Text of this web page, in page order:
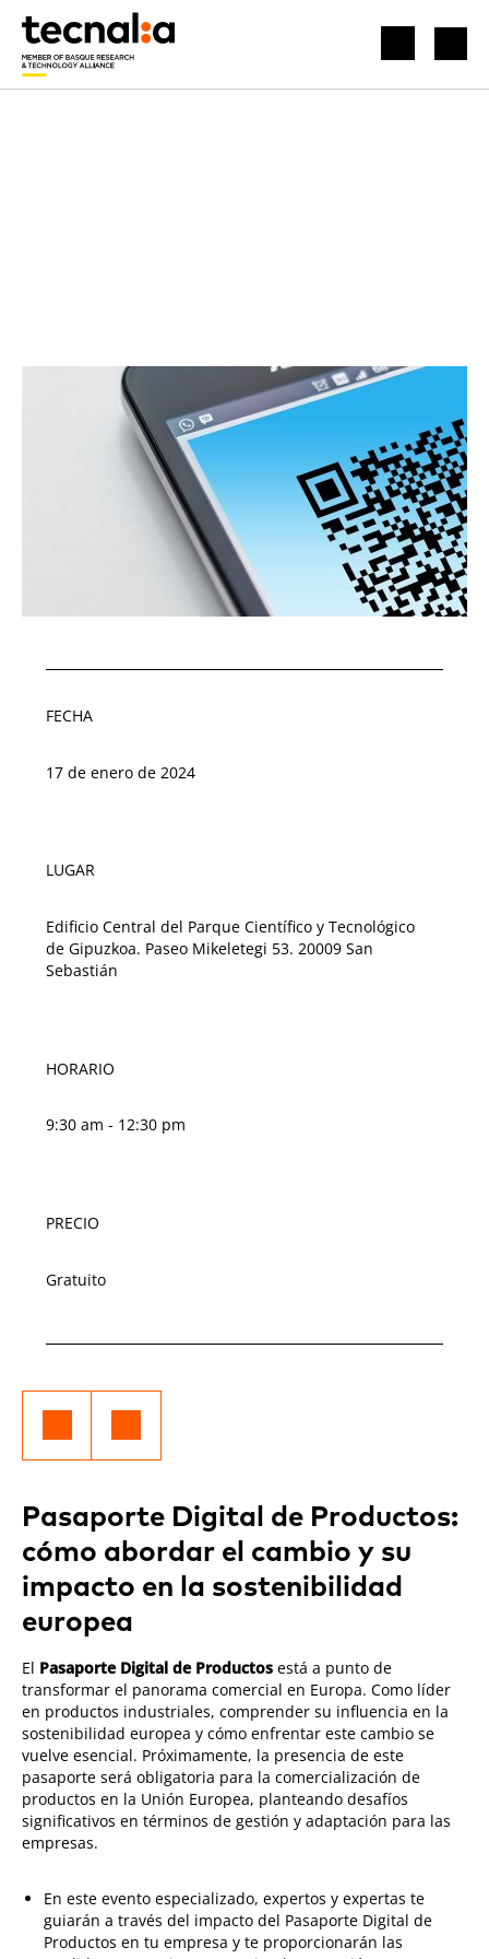
FECHA
17 de enero de 2024
LUGAR
Edificio Central del Parque Científico y Tecnológico
de Gipuzkoa. Paseo Mikeletegi 53. 20009 San
Sebastián
HORARIO
9:30 am - 12:30 pm
PRECIO
Gratuito
Pasaporte Digital de Productos:
cómo abordar el cambio y su
impacto en la sostenibilidad
europea
El Pasaporte Digital de Productos está a punto de
transformar el panorama comercial en Europa. Como líder
en productos industriales, comprender su influencia en la
sostenibilidad europea y cómo enfrentar este cambio se
vuelve esencial. Próximamente, la presencia de este
pasaporte será obligatoria para la comercialización de
productos en la Unión Europea, planteando desafíos
significativos en términos de gestión y adaptación para las
empresas.
En este evento especializado, expertos y expertas te
guiarán a través del impacto del Pasaporte Digital de
Productos en tu empresa y te proporcionarán las